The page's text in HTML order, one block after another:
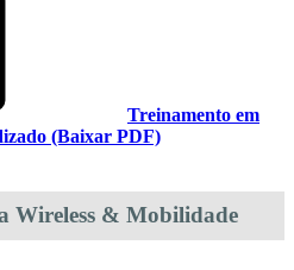
Treinamento em
(Baixar PDF)
Wireless & Mobilidade